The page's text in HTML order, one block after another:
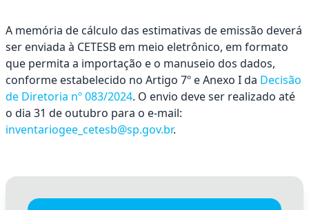
A memória de cálculo das estimativas de emissão deverá
ser enviada à CETESB em meio eletrônico, em formato
que permita a importação e o manuseio dos dados,
conforme estabelecido no Artigo 7º e Anexo I da Decisão
de Diretoria nº 083/2024. O envio deve ser realizado até
o dia 31 de outubro para o e-mail:
inventariogee_cetesb@sp.gov.br.
Ok